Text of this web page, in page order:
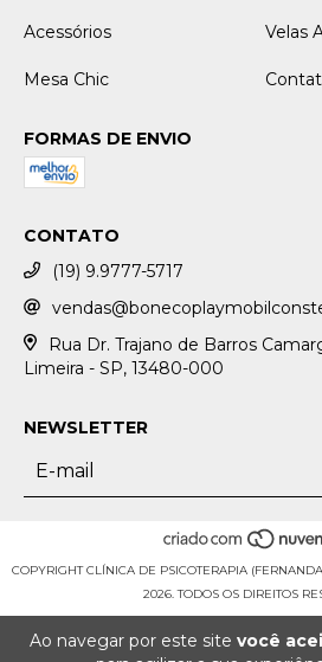
Ao navegar por este site você
Acessórios Velas
Mesa Chic
FORMAS DE ENVIO
CONTATO
(19) 9.9777-5717
Rua Dr. Trajano de Barros
Limeira - SP, 13480-000
NEWSLETTER
COPYRIGHT CLÍNICA DE PSICOTERAPIA
2026. TODOS OS DIREITOS